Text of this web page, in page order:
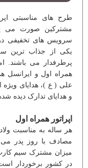
طرح های مناسبتی
مشترکین صورت می
سرویس های تخفیفی در
یکی از جذاب ترین
پرطرفدار می باشند.
همراه اول و ایرانسل
علی ( ع )، هدایای
و هدایای تدارک دیده
اپراتور همراه اول
هر ساله به مناسبت
مصادف با روز پدر می
میزان مشترک سیم کارت
در کشور برخوردار